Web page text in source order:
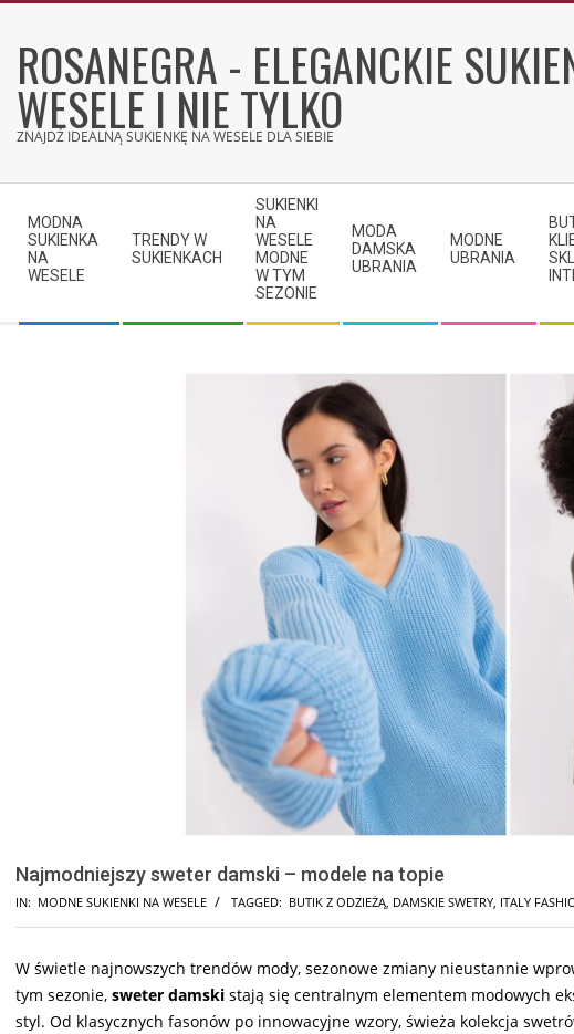
contentROSANEGRA - ELEGANCKIE
WESELE I NIE TYLKO
ZNAJDŹ IDEALNĄ SUKIENKĘ NA WESELE DLA SIEBIE
Navigation
Menu
MODNA
SUKIENKA
NA
WESELE
TRENDY W
SUKIENKACH
SUKIENKI
NA
WESELE
MODNE
W TYM
SEZONIE
MODA
DAMSKA
UBRANIA
MODNE
UBRANIA
Najmodniejszy sweter damski – modele na topie
IN: MODNE SUKIENKI NA WESELE TAGGED: BUTIK Z ODZIEŻĄ, DAMSKIE SWETRY, ITALY
W świetle najnowszych trendów mody, sezonowe zmiany nieustannie
tym sezonie, sweter damski stają się centralnym elementem modowych
styl. Od klasycznych fasonów po innowacyjne wzory, świeża kolekcja